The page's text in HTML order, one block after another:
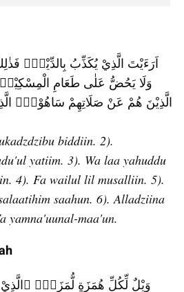
biddiin. 2).
yatiim. 3). Wa laa yahuddu
4). Fa wailul lil musalliin. 5).
saahun. 6). Alladziina
yamna'uunal-maa'un.